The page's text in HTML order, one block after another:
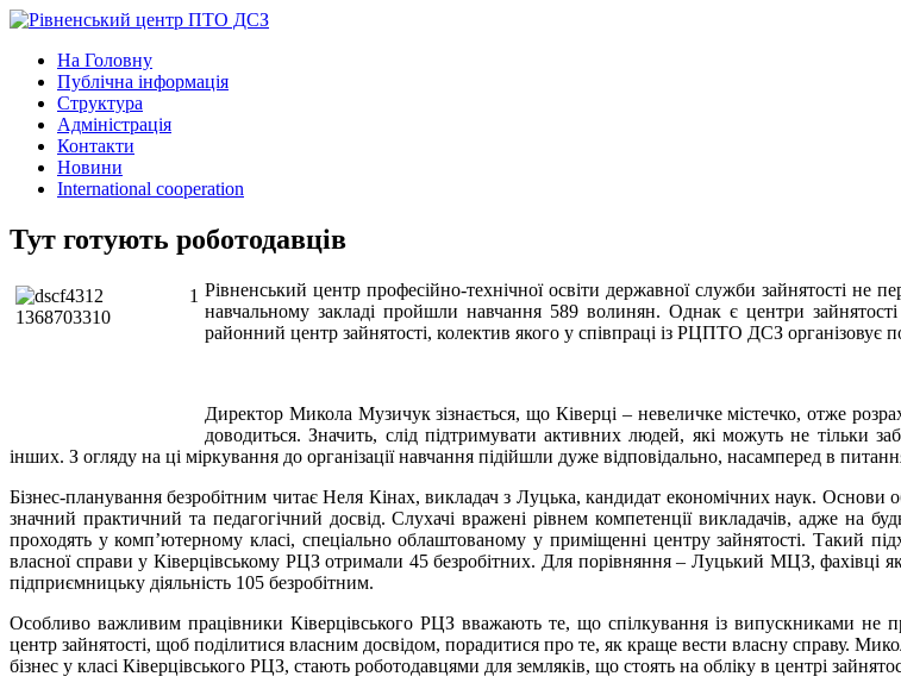
На Головну
Публічна інформація
Структура
Адміністрація
Контакти
Новини
International cooperation
Тут готують роботодавців
Рівненський центр професійно-технічної освіти державної служби зайнятості
навчальному закладі пройшли навчання 589 волинян. Однак є центри
районний центр зайнятості, колектив якого у співпраці із РЦПТО ДСЗ організовує
Директор Микола Музичук зізнається, що Ківерці – невеличке містечко, отже
доводиться. Значить, слід підтримувати активних людей, які можуть не тільки
інших. З огляду на ці міркування до організації навчання підійшли дуже відповідально, насамперед в
Бізнес-планування безробітним читає Неля Кінах, викладач з Луцька, кандидат економічних наук.
значний практичний та педагогічний досвід. Слухачі вражені рівнем компетенції викладачів, адже на
проходять у комп’ютерному класі, спеціально облаштованому у приміщенні центру зайнятості. Такий
власної справи у Ківерцівському РЦЗ отримали 45 безробітних. Для порівняння – Луцький МЦЗ, фахівці
підприємницьку діяльність 105 безробітним.
Особливо важливим працівники Ківерцівського РЦЗ вважають те, що спілкування із випускниками не
центр зайнятості, щоб поділитися власним досвідом, порадитися про те, як краще вести власну справу.
бізнес у класі Ківерцівського РЦЗ, стають роботодавцями для земляків, що стоять на обліку в центрі